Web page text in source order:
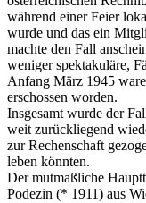
während einer Feier
wurde und das ein
machte den Fall
weniger spektakuläre,
Anfang März 1945
erschossen worden.
Insgesamt wurde der
weit zurückliegend
zur Rechenschaft
leben könnten.
Der mutmaßliche
Podezin (* 1911) aus